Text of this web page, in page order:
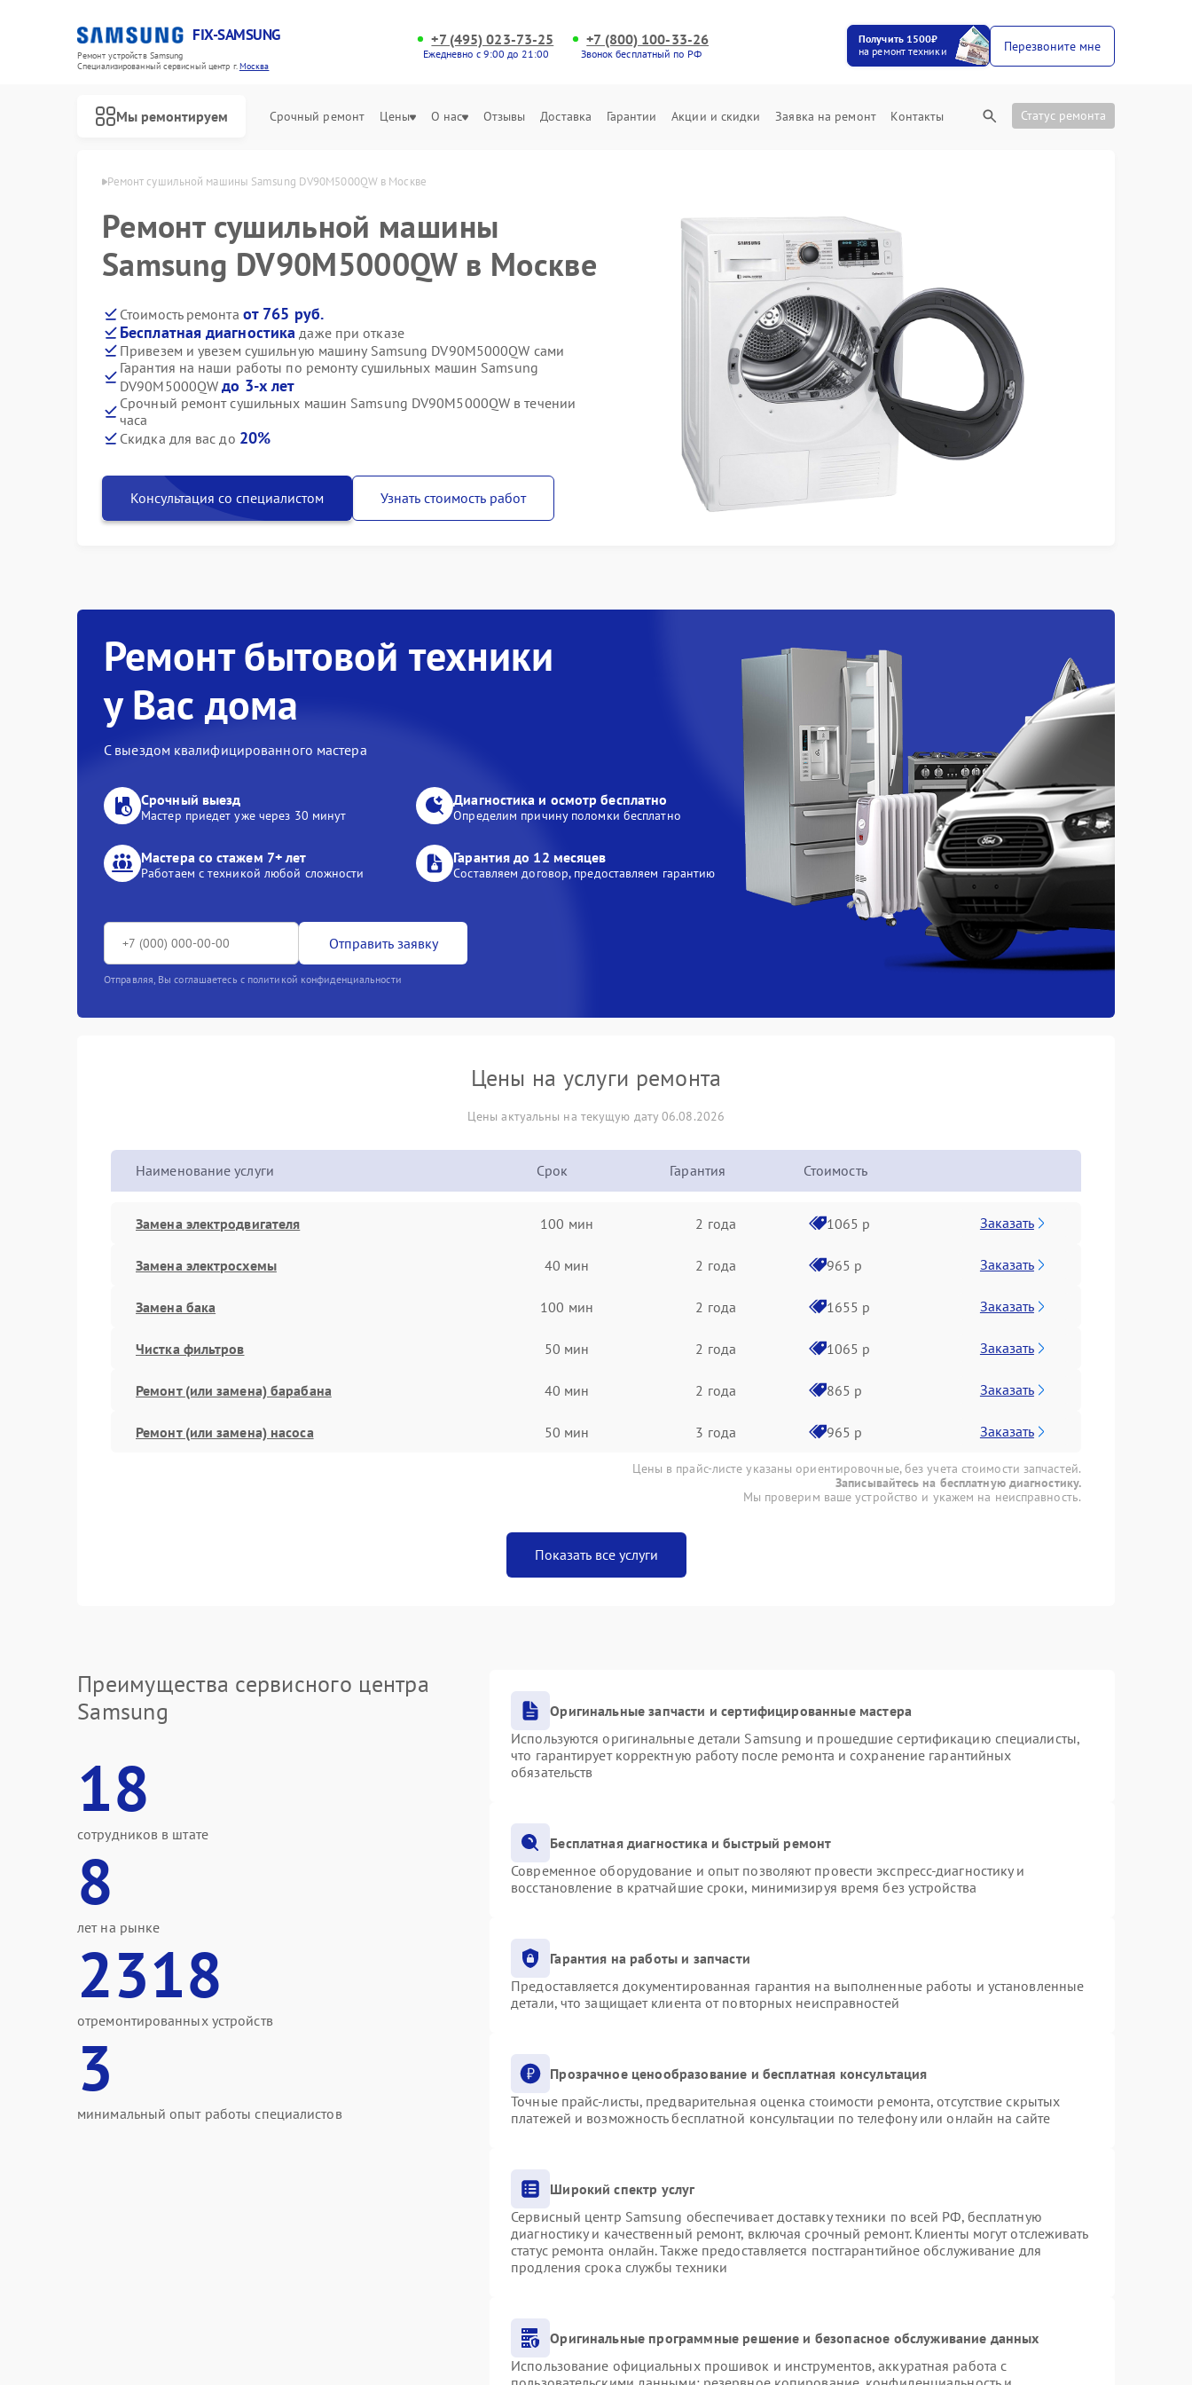
FIX-SAMSUNG
Ремонт устройств Samsung
Специализированный cервисный центр г.Москва
+7 (495) 023-73-25
Ежедневно с 9:00 до 21:00
+7 (800) 100-33-26
Звонок бесплатный по РФ
Получить 1500₽
на ремонт техники
Перезвоните мне
Мы ремонтируем Срочный ремонт Цены О нас Отзывы Доставка Гарантии Акции и скидки Заявка на ремонт Контакты Статус ремонта
Ремонт сушильной машины Samsung DV90M5000QW в Москве
Ремонт сушильной машины
Samsung DV90M5000QW в Москве
Стоимость ремонта от 765 руб.
Бесплатная диагностика даже при отказе
Привезем и увезем сушильную машину Samsung DV90M5000QW сами
Гарантия на наши работы по ремонту сушильных машин Samsung
DV90M5000QWдо 3-х лет
Срочный ремонт сушильных машин Samsung DV90M5000QW в течении
часа
Скидка для вас до 20%
Консультация со специалистом Узнать стоимость работ
Ремонт бытовой техники
у Вас дома
С выездом квалифицированного мастера
Срочный выезд
Мастер приедет уже через 30 минут
Диагностика и осмотр бесплатно
Определим причину поломки бесплатно
Мастера со стажем 7+ лет
Работаем с техникой любой сложности
Гарантия до 12 месяцев
Составляем договор, предоставляем гарантию
Отправить заявку
Отправляя, Вы соглашаетесь с политикой конфиденциальности
Цены на услуги ремонта
Цены актуальны на текущую дату 06.08.2026
Наименование услуги Срок Гарантия Стоимость
Замена электродвигателя 100 мин 2 года 1065 р Заказать
Замена электросхемы 40 мин 2 года 965 р Заказать
Замена бака 100 мин 2 года 1655 р Заказать
Чистка фильтров 50 мин 2 года 1065 р Заказать
Ремонт (или замена) барабана 40 мин 2 года 865 р Заказать
Ремонт (или замена) насоса 50 мин 3 года 965 р Заказать
Цены в прайс-листе указаны ориентировочные, без учета стоимости запчастей.
Записывайтесь на бесплатную диагностику.
Мы проверим ваше устройство и укажем на неисправность.
Показать все услуги
Преимущества сервисного центра
Samsung
18
сотрудников в штате
8
лет на рынке
2318
отремонтированных устройств
3
минимальный опыт работы специалистов
Оригинальные запчасти и сертифицированные мастера
Используются оригинальные детали Samsung и прошедшие сертификацию специалисты,
что гарантирует корректную работу после ремонта и сохранение гарантийных
обязательств
Бесплатная диагностика и быстрый ремонт
Современное оборудование и опыт позволяют провести экспресс-диагностику и
восстановление в кратчайшие сроки, минимизируя время без устройства
Гарантия на работы и запчасти
Предоставляется документированная гарантия на выполненные работы и установленные
детали, что защищает клиента от повторных неисправностей
Прозрачное ценообразование и бесплатная консультация
Точные прайс-листы, предварительная оценка стоимости ремонта, отсутствие скрытых
платежей и возможность бесплатной консультации по телефону или онлайн на сайте
Широкий спектр услуг
Сервисный центр Samsung обеспечивает доставку техники по всей РФ, бесплатную
диагностику и качественный ремонт, включая срочный ремонт. Клиенты могут отслеживать
статус ремонта онлайн. Также предоставляется постгарантийное обслуживание для
продления срока службы техники
Оригинальные программные решение и безопасное обслуживание данных
Использование официальных прошивок и инструментов, аккуратная работа с